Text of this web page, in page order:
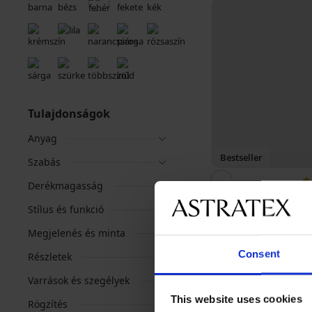
Consent
This website uses cookies
Tulajdonságok
Anyag
Szabás
Derékmagasság
Stílus és funkció
Megjelenés és minta
Részletek
Varrások és szegélyek
Rögzítés
Bestseller
Spacer Delicate Flower
melltartó